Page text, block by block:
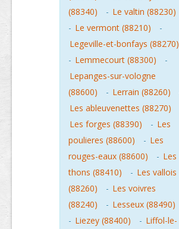
(88340)
- Le valtin (88230)
- Le vermont (88210)
-
Legeville-et-bonfays (88270)
- Lemmecourt (88300)
-
Lepanges-sur-vologne
(88600)
- Lerrain (88260)
Les ableuvenettes (88270)
Les forges (88390)
- Les
poulieres (88600)
- Les
rouges-eaux (88600)
- Les
thons (88410)
- Les vallois
(88260)
- Les voivres
(88240)
- Lesseux (88490)
- Liezey (88400) - Liffol-le-